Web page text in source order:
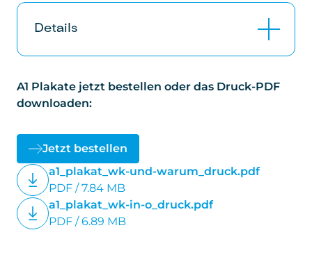
Details
2 informative und übersichtliche A1-Plakate,
einseitig bedruckt (Rückseite unbedruckt),
Windkraft & warum wir sie nutzen sollten
Windkraft in Österreich
Kosten : 5,– Eur/Stk für Mitglieder (inkl. 20%
A1 Plakate jetzt bestellen oder das Druck-PDF
downloaden:
Jetzt bestellen
a1_plakat_wk-und-warum_druck.pdf
PDF / 7.84 MB
a1_plakat_wk-in-o_druck.pdf
PDF / 6.89 MB